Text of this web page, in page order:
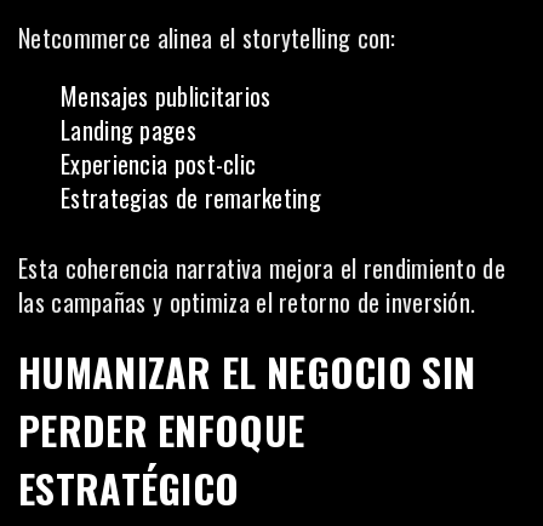
Netcommerce alinea el storytelling con:
Mensajes publicitarios
Landing pages
Experiencia post-clic
Estrategias de remarketing
Esta coherencia narrativa mejora el rendimiento de
las campañas y optimiza el retorno de inversión.
HUMANIZAR EL NEGOCIO SIN
PERDER ENFOQUE
ESTRATÉGICO